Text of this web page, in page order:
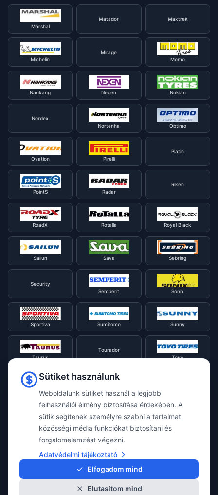
Marshal
Matador Maxtrek
Michelin
Mirage
Momo
Nankang Nexen Nokian
Nordex
Nortenha
Optimo
Ovation Pirelli
Platin
PointS Radar
Riken
RoadX Rotalla Royal Black
Sailun Sava Sebring
Security
Semperit
Sonix
Sportiva Sumitomo Sunny
Taurus
Tourador
Toyo
Tracmax
Triangle
Viking Voyager
Vredestein
Sütiket használunk
Weboldalunk sütiket használ a legjobb
felhasználói élmény biztosítása érdekében. A
sütik segítenek személyre szabni a tartalmat,
közösségi média funkciókat biztosítani és
forgalomelemzést végezni.
Adatvédelmi tájékoztató
Elfogadom mind
Elutasítom mind